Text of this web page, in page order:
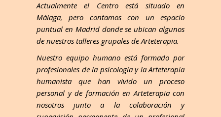
Actualmente el Centro está situado en
Málaga, pero contamos con un espacio
puntual en Madrid donde se ubican algunos
de nuestros talleres grupales de Arteterapia.
Nuestro equipo humano está formado por
profesionales de la psicología y la Arteterapia
humanista que han vivido un proceso
personal y de formación en Arteterapia con
nosotros junto a la colaboración y